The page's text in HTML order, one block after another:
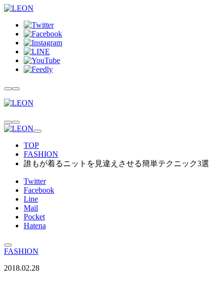
TOP
FASHION
誰もが着るニットを見違えさせる簡単テクニック3選
Twitter
Facebook
Line
Mail
Pocket
Hatena
FASHION
2018.02.28